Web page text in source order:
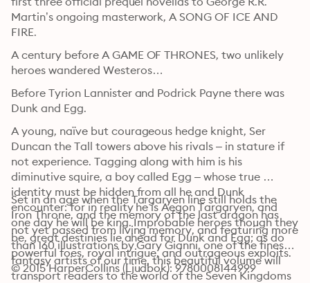
Martin’s ongoing masterwork, A SONG OF ICE AND
FIRE.
A century before A GAME OF THRONES, two unlikely
heroes wandered Westeros…
Before Tyrion Lannister and Podrick Payne there was
Dunk and Egg.
A young, naïve but courageous hedge knight, Ser
Duncan the Tall towers above his rivals – in stature if
not experience. Tagging along with him is his
diminutive squire, a boy called Egg – whose true
identity must be hidden from all he and Dunk
encounter: for in reality he is Aegon Targaryen, and
one day he will be king. Improbable heroes though they
be, great destinies lie ahead for Dunk and Egg; as do
powerful foes, royal intrigue, and outrageous exploits.
Set in an age when the Targaryen line still holds the
Iron Throne, and the memory of the last dragon has
not yet passed from living memory, and featuring more
than 160 illustrations by Gary Gianni, one of the finest
fantasy artists of our time, this beautiful volume will
transport readers to the world of the Seven Kingdoms
© 2015 HarperCollins (Ljudbok): 9780008144999